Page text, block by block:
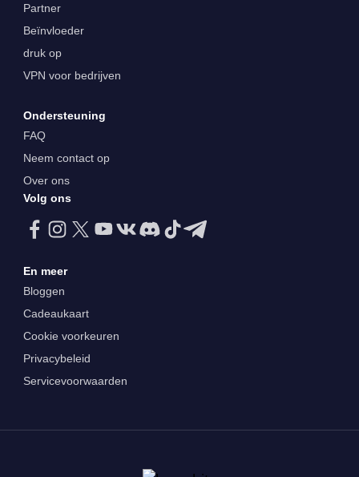
Partner
Beïnvloeder
druk op
VPN voor bedrijven
Ondersteuning
FAQ
Neem contact op
Over ons
Volg ons
En meer
Bloggen
Cadeaukaart
Cookie voorkeuren
Privacybeleid
Servicevoorwaarden